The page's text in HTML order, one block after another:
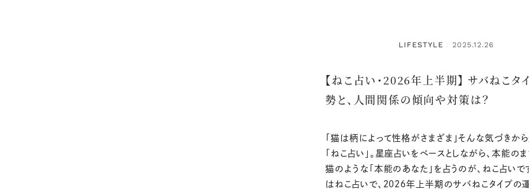
LIFESTYLE ： 2025.12.26
【ねこ占い・2026年上半期】 サバねこタ
勢と、人間関係の傾向や対策は？
「猫は柄によって性格がさまざま」そんな気づきか
「ねこ占い」。星座占いをベースとしながら、本能の
猫のような「本能のあなた」を占うのが、ねこ占いで
はねこ占いで、2026年上半期のサバねこタイプの